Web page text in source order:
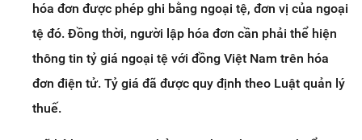
hóa đơn được phép ghi bằng ngoại tệ, đơn vị của ngoại
tệ đó. Đồng thời, người lập hóa đơn cần phải thể hiện
thông tin tỷ giá ngoại tệ với đồng Việt Nam trên hóa
đơn điện tử. Tỷ giá đã được quy định theo Luật quản lý
thuế.